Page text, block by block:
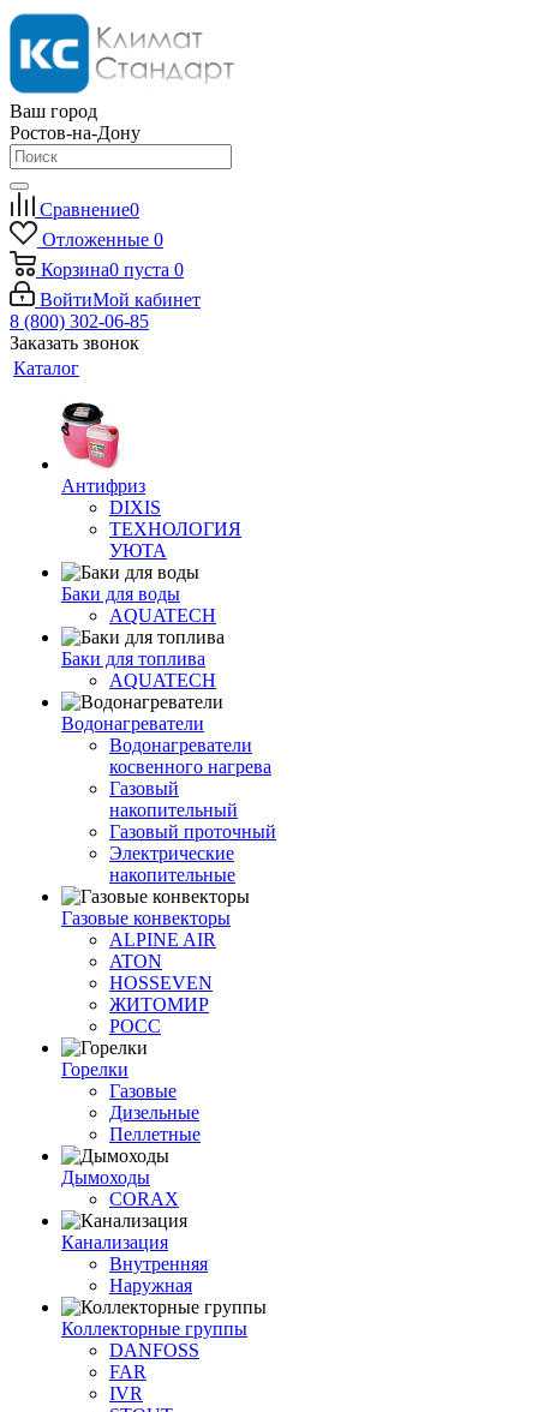
Ваш город
Ростов-на-Дону
Сравнение0
Отложенные 0
Корзина0 пуста 0
ВойтиМой кабинет
8 (800) 302-06-85
Заказать звонок
Каталог
Антифриз
DIXIS
ТЕХНОЛОГИЯ
УЮТА
Баки для воды
AQUATECH
Баки для топлива
AQUATECH
Водонагреватели
Водонагреватели
косвенного нагрева
Газовый
накопительный
Газовый проточный
Электрические
накопительные
Газовые конвекторы
ALPINE AIR
ATON
HOSSEVEN
ЖИТОМИР
РОСС
Горелки
Газовые
Дизельные
Пеллетные
Дымоходы
CORAX
Канализация
Внутренняя
Наружная
Коллекторные группы
DANFOSS
FAR
IVR